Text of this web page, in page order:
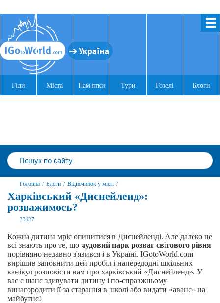
☰
Україна
Гіди Міста Пам'ятки Тури Готелі Блоги
Головна / Блоги / Відпочинок у місті /
Харківський «Диснейленд»:
розважимось?
33127
Кожна дитина мріє опинитися в Диснейленді. Але далеко не
всі знають про те, що чудовий парк розваг світового рівня
порівняно недавно з'явився і в Україні. IGotoWorld.com
вирішив заповнити цей пробіл і напередодні шкільних
канікул розповісти вам про харківський «Диснейленд». У
вас є шанс здивувати дитину і по-справжньому
винагородити її за старання в школі або видати «аванс» на
майбутнє!